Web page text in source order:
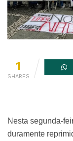
1
SHARES
Nesta segunda-
duramente